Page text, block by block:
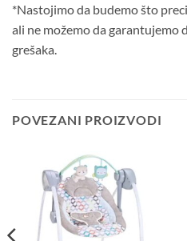
*Nastojimo da budemo što
ali ne možemo da garantujemo
grešaka.
POVEZANI PROIZVODI